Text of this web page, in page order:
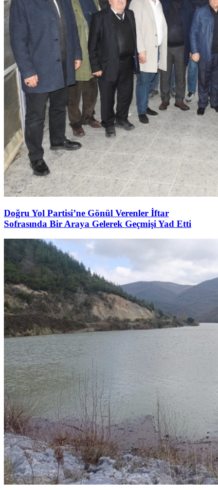
Doğru Yol Partisi’ne Gönül Verenler İftar
Sofrasında Bir Araya Gelerek Geçmişi Yad Etti